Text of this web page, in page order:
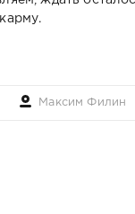
Максим Филин